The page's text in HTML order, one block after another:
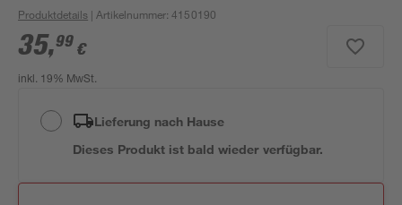
Produktdetails | Artikelnummer:4150190
35,99 €
inkl. 19% MwSt.
Lieferung nach Hause
Dieses Produkt ist bald wieder verfügbar.